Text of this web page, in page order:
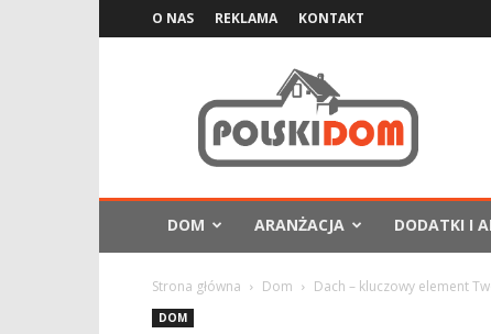
O NAS REKLAMA KONTAKT
DOM ARANŻACJA DODATKI I
Strona główna Dom Dach – kluczowy element
DOM